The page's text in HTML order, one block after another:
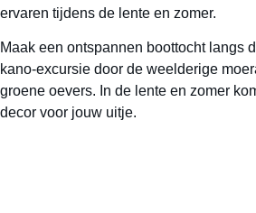
ervaren tijdens de lente en zomer.
Maak een ontspannen boottocht langs
kano-excursie door de weelderige
groene oevers. In de lente en zomer
decor voor jouw uitje.